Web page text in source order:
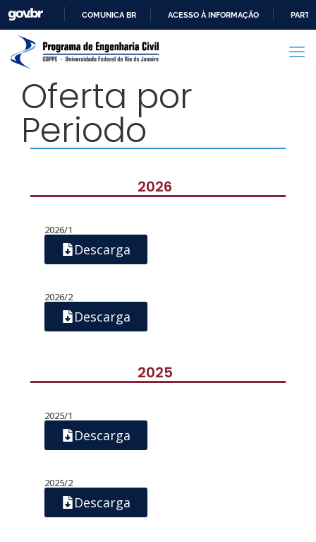
PARA
COMUNICA BR ACESSO À INFORMAÇÃO
Oferta por
Periodo
2026
2026/1
Descarga
2026/2
Descarga
2025
2025/1
Descarga
2025/2
Descarga